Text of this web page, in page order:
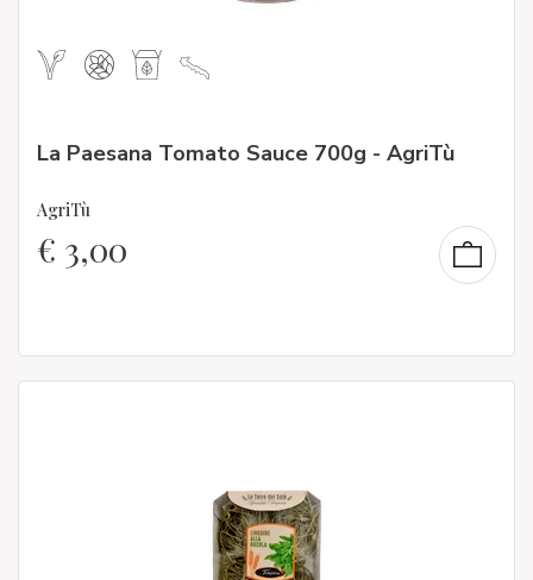
La Paesana Tomato Sauce 700g - AgriTù
AgriTù
€ 3,00